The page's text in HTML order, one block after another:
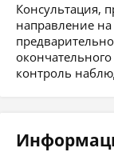
Консультация,
направление
контроль